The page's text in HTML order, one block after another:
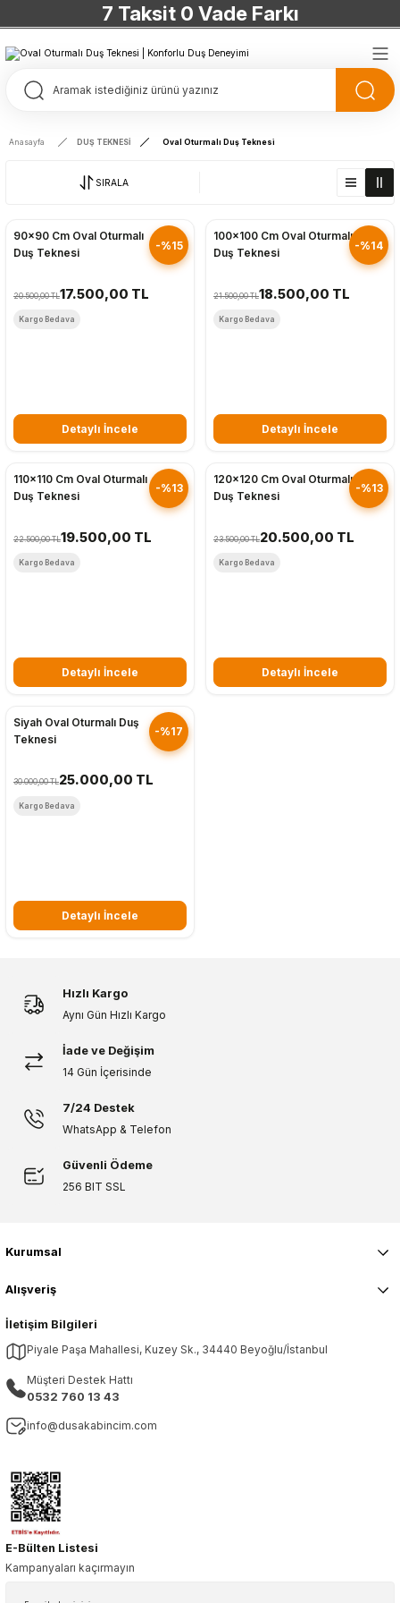
7 Taksit 0 Vade Farkı
TÜRKİYE’NİN HERYERİNE ÜCRETSİZ KARGO
TÜRKİYE’NİN HERYERİNE ÜCRETSİZ KARGO
Anasayfa DUŞ TEKNESİ Oval Oturmalı Duş Teknesi
SIRALA
-%15
90x90 Cm Oval Oturmalı
Duş Teknesi
20.500,00 TL17.500,00 TL
Kargo Bedava
Detaylı İncele
-%14
100x100 Cm Oval Oturmalı
Duş Teknesi
21.500,00 TL18.500,00 TL
Kargo Bedava
Detaylı İncele
-%13
110x110 Cm Oval Oturmalı
Duş Teknesi
22.500,00 TL19.500,00 TL
Kargo Bedava
Detaylı İncele
-%13
120x120 Cm Oval Oturmalı
Duş Teknesi
23.500,00 TL20.500,00 TL
Kargo Bedava
Detaylı İncele
-%17
Siyah Oval Oturmalı Duş
Teknesi
30.000,00 TL25.000,00 TL
Kargo Bedava
Detaylı İncele
Hızlı Kargo
Aynı Gün Hızlı Kargo
İade ve Değişim
14 Gün İçerisinde
7/24 Destek
WhatsApp & Telefon
Güvenli Ödeme
256 BIT SSL
İletişim Bilgileri
Piyale Paşa Mahallesi, Kuzey Sk., 34440 Beyoğlu/İstanbul
Müşteri Destek Hattı
0532 760 13 43
info@dusakabincim.com
Kurumsal
Alışveriş
E-Bülten Listesi
Kampanyaları kaçırmayın